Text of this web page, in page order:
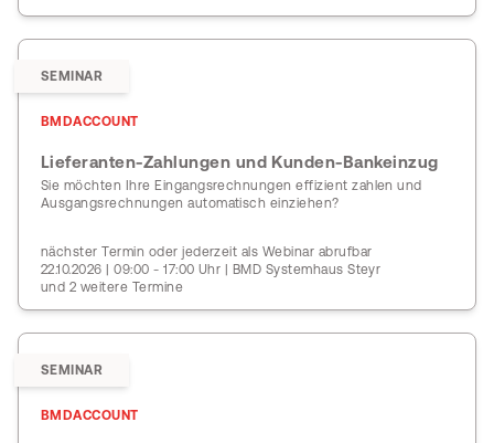
SEMINAR
BMDACCOUNT
Lieferanten-Zahlungen und Kunden-Bankeinzug
Sie möchten Ihre Eingangsrechnungen effizient zahlen und
Ausgangsrechnungen automatisch einziehen?
nächster Termin oder jederzeit als Webinar abrufbar
22.10.2026 | 09:00 - 17:00 Uhr | BMD Systemhaus Steyr
und 2 weitere Termine
SEMINAR
BMDACCOUNT